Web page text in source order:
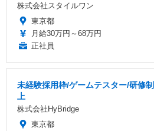
株式会社スタイルワン
東京都
月給30万円～68万円
正社員
未経験採用枠/ゲームテスター/研修
上
株式会社HyBridge
東京都